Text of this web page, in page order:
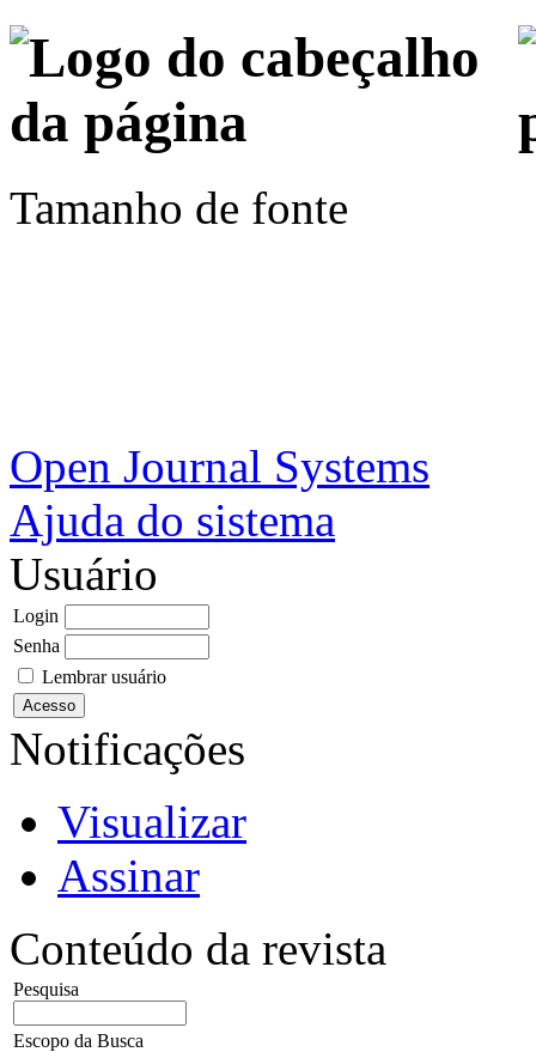
Tamanho de fonte
Open Journal Systems
Ajuda do sistema
Usuário
Login
Senha
Lembrar usuário
Notificações
Visualizar
Assinar
Conteúdo da revista
Pesquisa
Escopo da Busca